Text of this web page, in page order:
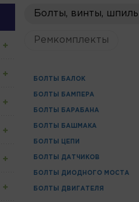
Болты, винты,
Ремкомплекты
БОЛТЫ БАЛОК
БОЛТЫ БАМПЕРА
БОЛТЫ БАРАБАНА
БОЛТЫ БАШМАКА
БОЛТЫ ЦЕПИ
БОЛТЫ ДАТЧИКОВ
БОЛТЫ ДИОДНОГО МОСТА
БОЛТЫ ДВИГАТЕЛЯ